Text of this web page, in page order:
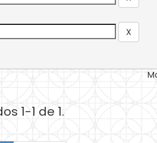
1-1 de 1.